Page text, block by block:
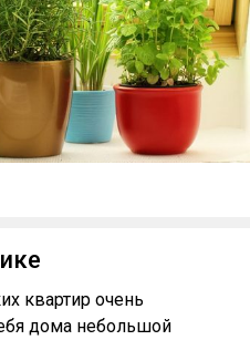
квартир очень
дома небольшой